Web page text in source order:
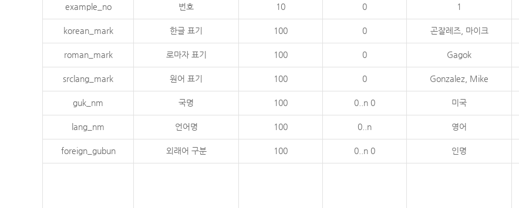
example_no 번호 10 0 1
korean_mark 한글 표기 100 0 곤잘레즈, 마이크
roman_mark 로마자 표기 100 0 Gagok
srclang_mark 원어 표기 100 0 Gonzalez, Mike
guk_nm 국명 100 0..n 0 미국
lang_nm 언어명 100 0..n 영어
foreign_gubun 외래어 구분 100 0..n 0 인명